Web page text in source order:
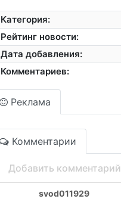
Категория:
Рейтинг новости:
Дата добавления:
Комментариев:
Реклама
Комментарии
Добавить комментарий
svod011929